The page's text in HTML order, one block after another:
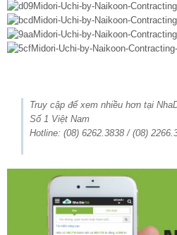
Truy cập để xem nhiều hơn tại
Số 1 Việt Nam
Hotline: (08) 6262.3838 / (08)